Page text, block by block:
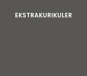
EKSTRAKURIKULER